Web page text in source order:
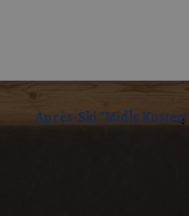
Après-Ski "Midls Kosten"